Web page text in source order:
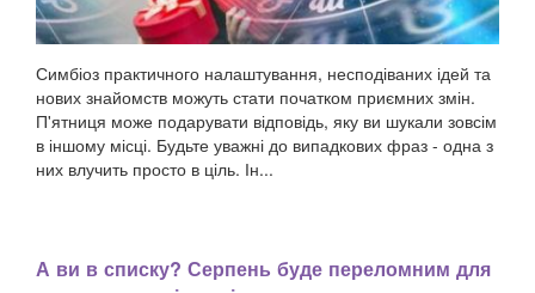
Симбіоз практичного налаштування, несподіваних ідей та
нових знайомств можуть стати початком приємних змін.
П'ятниця може подарувати відповідь, яку ви шукали зовсім
в іншому місці. Будьте уважні до випадкових фраз - одна з
них влучить просто в ціль. Ін...
А ви в списку? Серпень буде переломним для